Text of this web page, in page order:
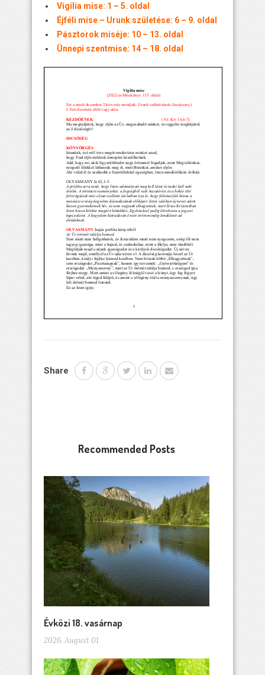
Vigília mise: 1 – 5. oldal
Éjféli mise – Urunk születése: 6 – 9. oldal
Pásztorok miséje: 10 – 13. oldal
Ünnepi szentmise: 14 – 18. oldal
Share
Recommended Posts
Évközi 18. vasárnap
2026. August 01